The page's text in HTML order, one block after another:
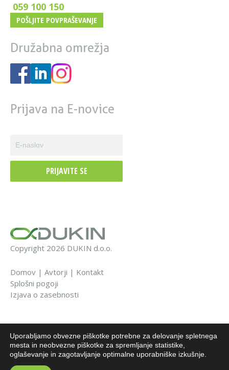
059 100 150
POŠLJITE POVPRAŠEVANJE
Družabna omrežja
Prijava na E-novice
PRIJAVITE SE
Copyright 2026 DUKIN d.o.o.
Domov | Avtorji | Kontakt
Splošni pogoji
Izjava o zasebnosti
EU sredstva
Uporabljamo obvezne piškotke potrebne za delovanje spletnega
mesta in neobvezne piškotke za spremljanje statistike,
oglaševanje in zagotavljanje optimalne uporabniške izkušnje.